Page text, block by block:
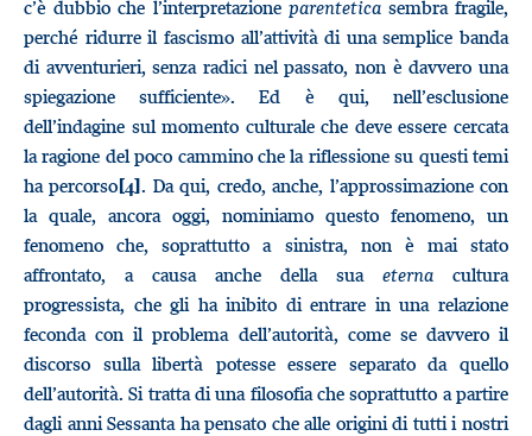
c’è dubbio che l’interpretazione parenteticasembra fragile,
perché ridurre il fascismo all’attività di una semplice banda
di avventurieri, senza radici nel passato, non è davvero una
spiegazione sufficiente». Ed è qui, nell’esclusione
dell’indagine sul momento culturale che deve essere cercata
la ragione del poco cammino che la riflessione su questi temi
ha percorso[4]. Da qui, credo, anche, l’approssimazione con
la quale, ancora oggi, nominiamo questo fenomeno, un
fenomeno che, soprattutto a sinistra, non è mai stato
affrontato, a causa anche della sua eterna cultura
progressista, che gli ha inibito di entrare in una relazione
feconda con il problema dell’autorità, come se davvero il
discorso sulla libertà potesse essere separato da quello
dell’autorità. Si tratta di una filosofia che soprattutto a partire
dagli anni Sessanta ha pensato che alle origini di tutti i nostri